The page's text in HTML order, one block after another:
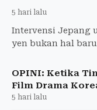
5 hari lalu
Intervensi Jepang
yen bukan hal
tidak lagi ha
OPINI: Ketika
Film Drama
5 hari lalu